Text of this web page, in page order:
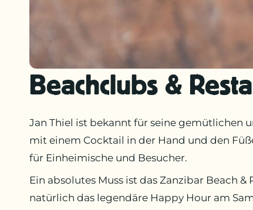
Beachclubs &
Jan Thiel ist bekannt für seine gemütlichen
mit einem Cocktail in der Hand und den
für Einheimische und Besucher.
Ein absolutes Muss ist das Zanzibar Beach
natürlich das legendäre Happy Hour am